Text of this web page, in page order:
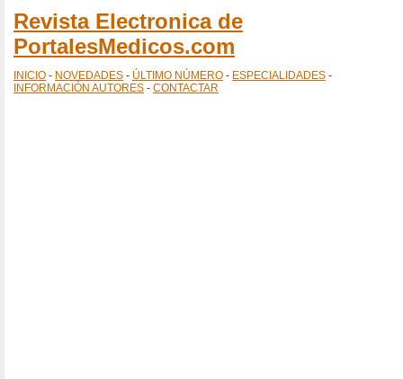
Revista Electronica de
PortalesMedicos.com
INICIO - NOVEDADES - ÚLTIMO NÚMERO - ESPECIALIDADES -
INFORMACIÓN AUTORES - CONTACTAR